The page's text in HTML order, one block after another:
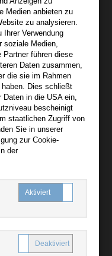
da.
Medien anbieten zu
zu analysieren.
Ihrer Verwendung
soziale Medien,
Partner führen diese
Daten zusammen,
die sie im Rahmen
haben. Dies schließt
Daten in die USA ein,
bescheinigt
staatlichen Zugriff von
Sie in unserer
zur Cookie-
der